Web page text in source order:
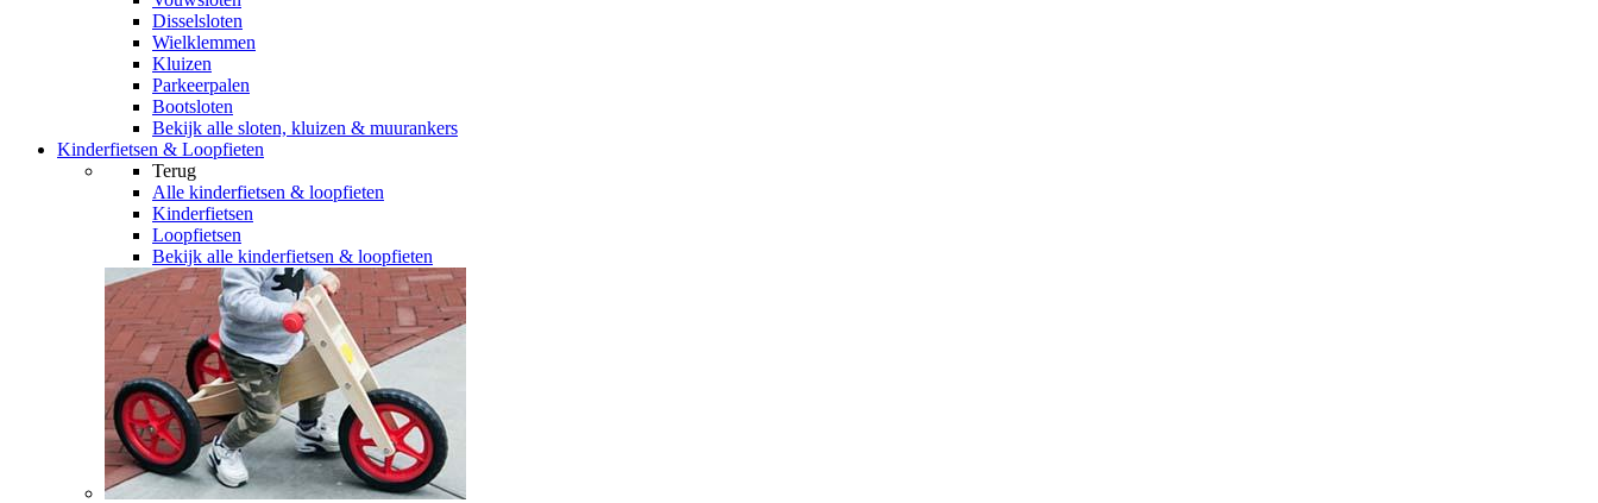
Disselsloten
Wielklemmen
Kluizen
Parkeerpalen
Bootsloten
Bekijk alle sloten, kluizen & muurankers
Kinderfietsen & Loopfieten
Terug
Alle kinderfietsen & loopfieten
Kinderfietsen
Loopfietsen
Bekijk alle kinderfietsen & loopfieten